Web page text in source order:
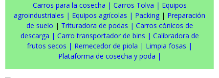
Carros para la cosecha | Carros Tolva | Equipos
agroindustriales | Equipos agrícolas | Packing | Preparación
de suelo | Trituradora de podas | Carros cónicos de
descarga | Carro transportador de bins | Calibradora de
frutos secos | Remecedor de piola | Limpia fosas |
Plataforma de cosecha y poda |